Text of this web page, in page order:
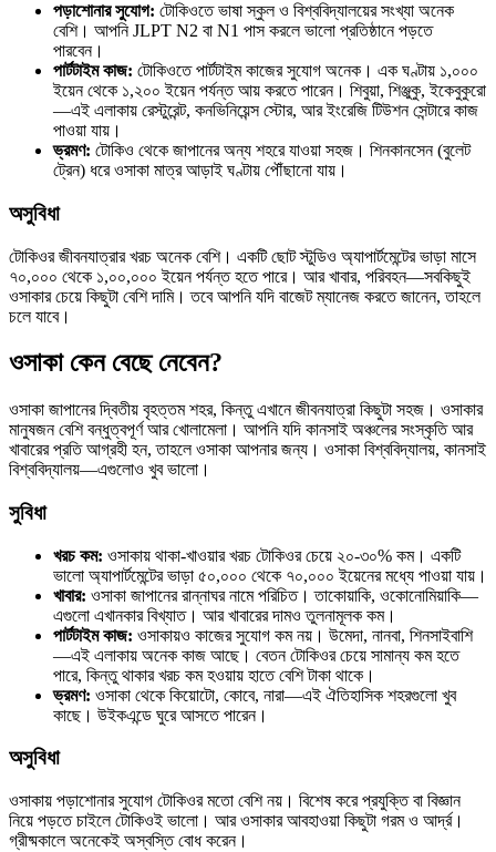
পড়াশোনার সুযোগ: টোকিওতে ভাষা স্কুল ও বিশ্ববিদ্যালয়ের সংখ্যা অনেক
বেশি। আপনি JLPT N2 বা N1 পাস করলে ভালো প্রতিষ্ঠানে পড়তে
পারবেন।
পার্টটাইম কাজ: টোকিওতে পার্টটাইম কাজের সুযোগ অনেক। এক ঘণ্টায় ১,০০০
ইয়েন থেকে ১,২০০ ইয়েন পর্যন্ত আয় করতে পারেন। শিবুয়া, শিঞ্জুকু, ইকেবুকুরো
—এই এলাকায় রেস্টুরেন্ট, কনভিনিয়েন্স স্টোর, আর ইংরেজি টিউশন সেন্টারে কাজ
পাওয়া যায়।
ভ্রমণ: টোকিও থেকে জাপানের অন্য শহরে যাওয়া সহজ। শিনকানসেন (বুলেট
ট্রেন) ধরে ওসাকা মাত্র আড়াই ঘণ্টায় পৌঁছানো যায়।
অসুবিধা
টোকিওর জীবনযাত্রার খরচ অনেক বেশি। একটি ছোট স্টুডিও অ্যাপার্টমেন্টের ভাড়া মাসে
৭০,০০০ থেকে ১,০০,০০০ ইয়েন পর্যন্ত হতে পারে। আর খাবার, পরিবহন—সবকিছুই
ওসাকার চেয়ে কিছুটা বেশি দামি। তবে আপনি যদি বাজেট ম্যানেজ করতে জানেন, তাহলে
চলে যাবে।
ওসাকা কেন বেছে নেবেন?
ওসাকা জাপানের দ্বিতীয় বৃহত্তম শহর, কিন্তু এখানে জীবনযাত্রা কিছুটা সহজ। ওসাকার
মানুষজন বেশি বন্ধুত্বপূর্ণ আর খোলামেলা। আপনি যদি কানসাই অঞ্চলের সংস্কৃতি আর
খাবারের প্রতি আগ্রহী হন, তাহলে ওসাকা আপনার জন্য। ওসাকা বিশ্ববিদ্যালয়, কানসাই
বিশ্ববিদ্যালয়—এগুলোও খুব ভালো।
সুবিধা
খরচ কম: ওসাকায় থাকা-খাওয়ার খরচ টোকিওর চেয়ে ২০-৩০% কম। একটি
ভালো অ্যাপার্টমেন্টের ভাড়া ৫০,০০০ থেকে ৭০,০০০ ইয়েনের মধ্যে পাওয়া যায়।
খাবার: ওসাকা জাপানের রান্নাঘর নামে পরিচিত। তাকোয়াকি, ওকোনোমিয়াকি—
এগুলো এখানকার বিখ্যাত। আর খাবারের দামও তুলনামূলক কম।
পার্টটাইম কাজ: ওসাকায়ও কাজের সুযোগ কম নয়। উমেদা, নানবা, শিনসাইবাশি
—এই এলাকায় অনেক কাজ আছে। বেতন টোকিওর চেয়ে সামান্য কম হতে
পারে, কিন্তু থাকার খরচ কম হওয়ায় হাতে বেশি টাকা থাকে।
ভ্রমণ: ওসাকা থেকে কিয়োটো, কোবে, নারা—এই ঐতিহাসিক শহরগুলো খুব
কাছে। উইকএন্ডে ঘুরে আসতে পারেন।
অসুবিধা
ওসাকায় পড়াশোনার সুযোগ টোকিওর মতো বেশি নয়। বিশেষ করে প্রযুক্তি বা বিজ্ঞান
নিয়ে পড়তে চাইলে টোকিওই ভালো। আর ওসাকার আবহাওয়া কিছুটা গরম ও আর্দ্র।
গ্রীষ্মকালে অনেকেই অস্বস্তি বোধ করেন।